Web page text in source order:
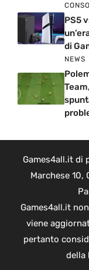
PS5
di
NEWS
Games4all.it di
Marchese 10,
Games4all.it
viene
pertanto
della